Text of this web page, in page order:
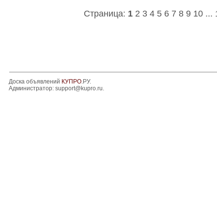
Страница: 1 2 3 4 5 6 7 8 9 10...
Доска объявлений КУПРО.РУ.
Администратор: support@kupro.ru.